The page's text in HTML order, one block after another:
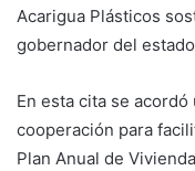
Acarigua Plásticos
gobernador del
En esta cita se
cooperación para
Plan Anual de